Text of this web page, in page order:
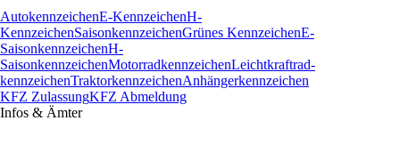
AutokennzeichenE-KennzeichenH-
KennzeichenSaisonkennzeichenGrünes KennzeichenE-
SaisonkennzeichenH-
SaisonkennzeichenMotorradkennzeichenLeichtkraftrad­
kennzeichenTraktorkennzeichenAnhängerkennzeichen
KFZ ZulassungKFZ Abmeldung
Infos & Ämter